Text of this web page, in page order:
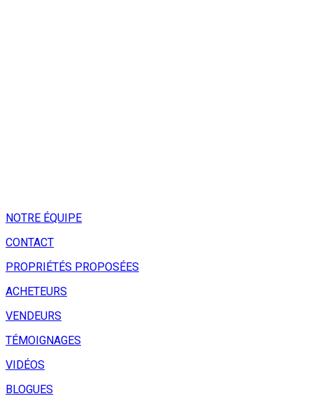
NOTRE ÉQUIPE
CONTACT
PROPRIÉTÉS PROPOSÉES
ACHETEURS
VENDEURS
TÉMOIGNAGES
VIDÉOS
BLOGUES